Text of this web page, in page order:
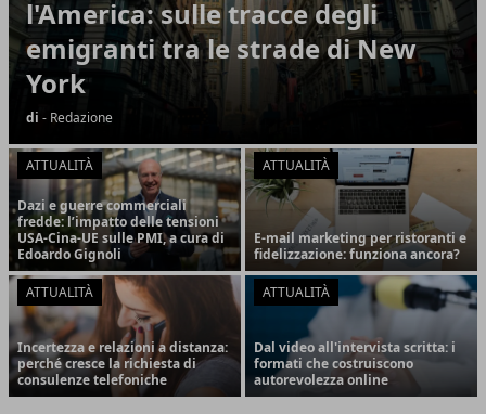
l'America: sulle tracce degli
emigranti tra le strade di New
York
di - Redazione
ATTUALITÀ
Dazi e guerre commerciali
fredde: l’impatto delle tensioni
USA-Cina-UE sulle PMI, a cura di
Edoardo Gignoli
ATTUALITÀ
E-mail marketing per ristoranti e
fidelizzazione: funziona ancora?
ATTUALITÀ
Incertezza e relazioni a distanza:
perché cresce la richiesta di
consulenze telefoniche
ATTUALITÀ
Dal video all'intervista scritta: i
formati che costruiscono
autorevolezza online